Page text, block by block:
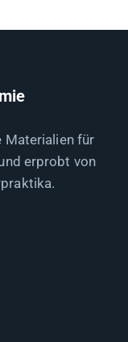
Materialien für
erprobt von